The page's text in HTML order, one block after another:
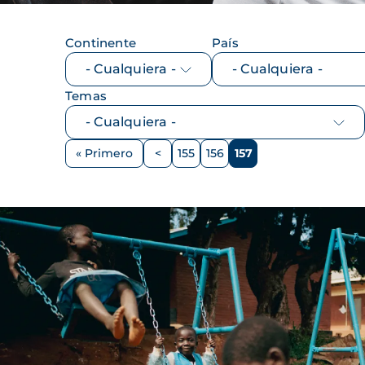
Continente País
Temas
Paginación
Primera
« Primero
Página
< Página
155 Página
156 Página
157